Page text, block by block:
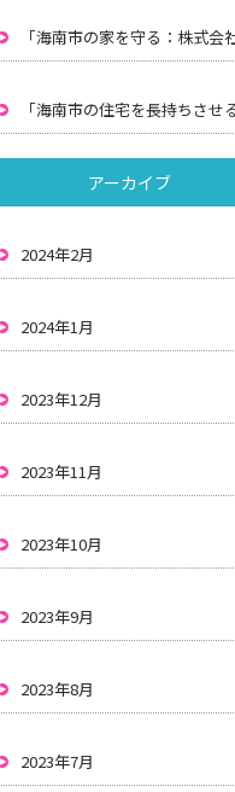
アーカイブ
2024年2月
2024年1月
2023年12月
2023年11月
2023年10月
2023年9月
2023年8月
2023年7月